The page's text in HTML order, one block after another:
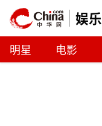
娱乐
明星 电影